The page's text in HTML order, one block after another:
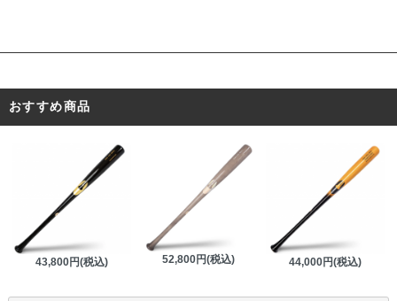
おすすめ商品
43,800円(税込) 52,800円(税込) 44,000円(税込)